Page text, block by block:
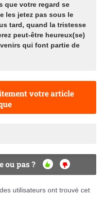
que votre regard se
les jetez pas sous le
tard, quand la tristesse
peut-être heureux(se)
qui font partie de
votre article
ou pas ?
OU
NO
N
utilisateurs ont trouvé cet